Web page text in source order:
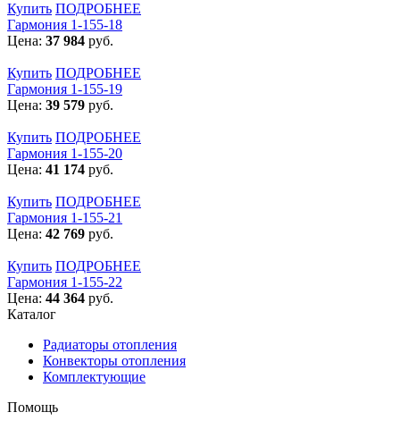
Купить ПОДРОБНЕЕ
Гармония 1-155-18
Цена: 37 984 руб.
Купить ПОДРОБНЕЕ
Гармония 1-155-19
Цена: 39 579 руб.
Купить ПОДРОБНЕЕ
Гармония 1-155-20
Цена: 41 174 руб.
Купить ПОДРОБНЕЕ
Гармония 1-155-21
Цена: 42 769 руб.
Купить ПОДРОБНЕЕ
Гармония 1-155-22
Цена: 44 364 руб.
Каталог
Радиаторы отопления
Конвекторы отопления
Комплектующие
Помощь